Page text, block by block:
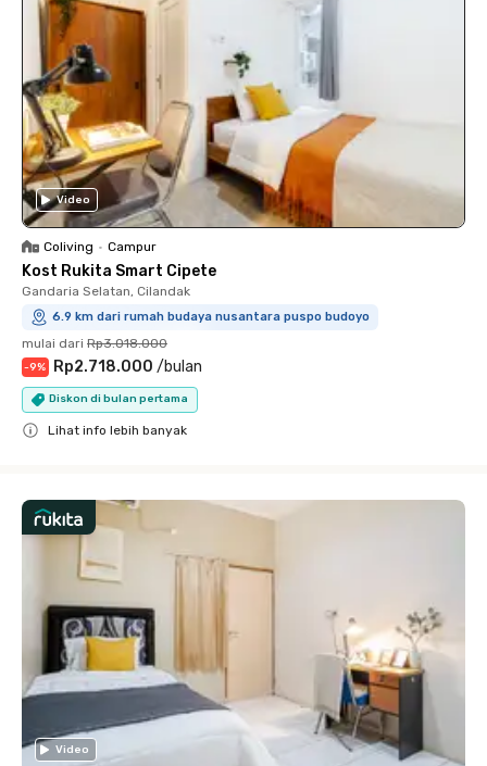
Video
Coliving • Campur
Kost Rukita Smart Cipete
Gandaria Selatan, Cilandak
6.9 km dari rumah budaya nusantara puspo budoyo
mulai dari Rp3.018.000
-9% Rp2.718.000 /bulan
Diskon di bulan pertama
Lihat info lebih banyak
Video